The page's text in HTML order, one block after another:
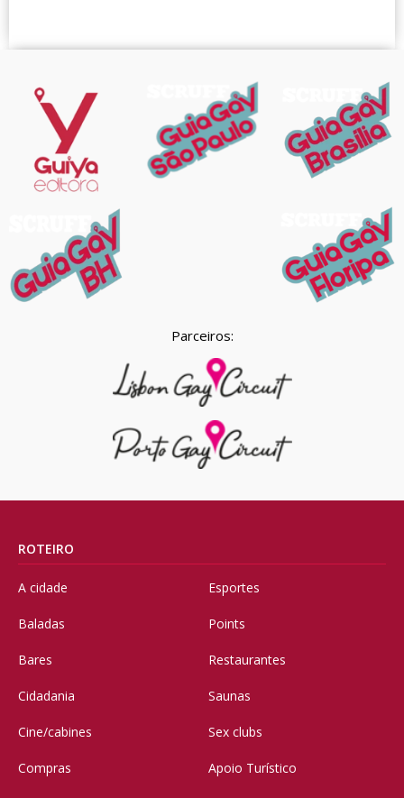
Parceiros:
ROTEIRO
A cidade
Baladas
Bares
Cidadania
Cine/cabines
Compras
Esportes
Points
Restaurantes
Saunas
Sex clubs
Apoio Turístico